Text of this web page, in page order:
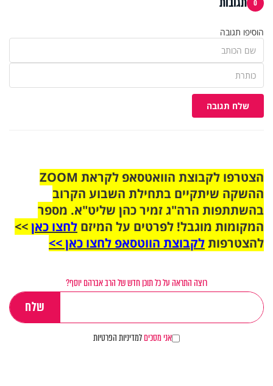
0
הוסיפו תגובה
שלח תגובה
הצטרפו לקבוצת הוואטסאפ לקראת ZOOM
ההשקה שיתקיים בתחילת השבוע הקרוב
בהשתתפות הרה"ג זמיר כהן שליט"א. מספר
המקומות מוגבל! לפרטים על המיזם לחצו כאן>>
להצטרפותלקבוצת הווטסאפ לחצו כאן >>
רוצה התראה על כל תוכן חדש של הרב אברהם יוסף?
אני מסכיםלמדיניות הפרטיות